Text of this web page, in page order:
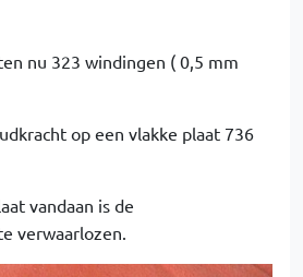
nu 323 windingen ( 0,5 mm
op een vlakke plaat 736
vandaan is de
verwaarlozen.